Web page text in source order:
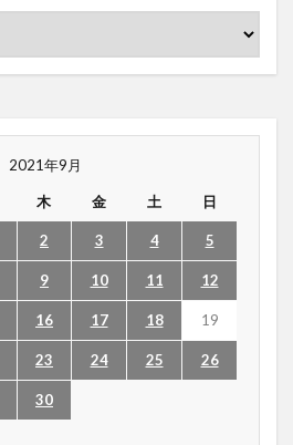
2021年9月
木 金 土 日
2 3 4 5
9 10 11 12
16 17 18 19
23 24 25 26
30